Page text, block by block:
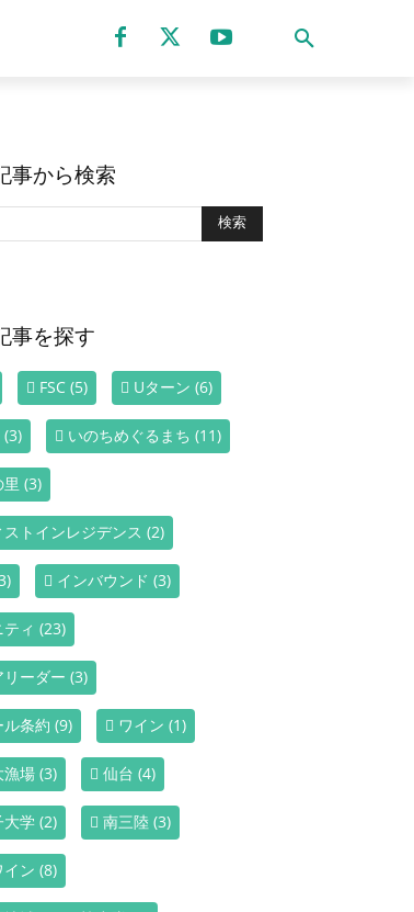
事から検索
事を探す
FSC (5) Uターン (6)
(3) いのちめぐるまち (11)
(3)
トインレジデンス (2)
インバウンド (3)
ィ (23)
ーダー (3)
ル条約 (9) ワイン (1)
漁場 (3) 仙台 (4)
大学 (2) 南三陸 (3)
ン (8)